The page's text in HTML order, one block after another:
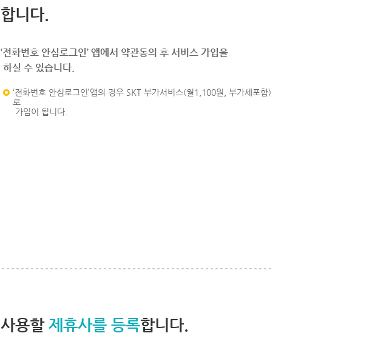
합니다.
‘전화번호 안심로그인’ 앱에서 약관동의 후 서비스 가입을
하실 수 있습니다.
‘전화번호 안심로그인’앱의 경우 SKT 부가서비스(월1,100원, 부가세포함)
로
가입이 됩니다.
사용할 제휴사를 등록합니다.